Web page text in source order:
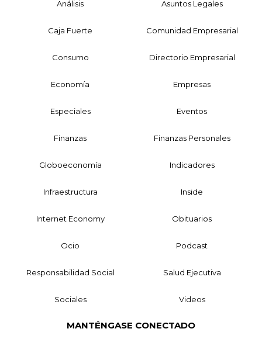
Análisis Asuntos Legales
Caja Fuerte Comunidad Empresarial
Consumo Directorio Empresarial
Economía Empresas
Especiales Eventos
Finanzas Finanzas Personales
Globoeconomía Indicadores
Infraestructura Inside
Internet Economy Obituarios
Ocio Podcast
Responsabilidad Social Salud Ejecutiva
Sociales Videos
MANTÉNGASE CONECTADO